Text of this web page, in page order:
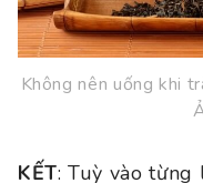
Không nên uống khi
KẾT: Tuỳ vào